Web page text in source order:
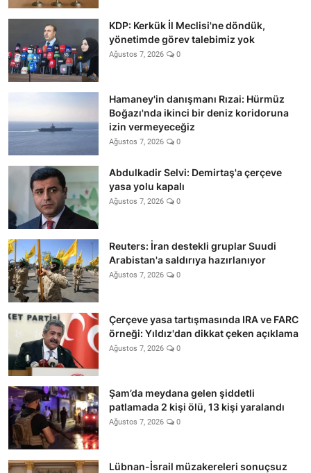
KDP: Kerkük İl Meclisi'ne döndük,
yönetimde görev talebimiz yok
Ağustos 7, 2026 0
Hamaney'in danışmanı Rızai: Hürmüz
Boğazı'nda ikinci bir deniz koridoruna
izin vermeyeceğiz
Ağustos 7, 2026 0
Abdulkadir Selvi: Demirtaş'a çerçeve
yasa yolu kapalı
Ağustos 7, 2026 0
Reuters: İran destekli gruplar Suudi
Arabistan'a saldırıya hazırlanıyor
Ağustos 7, 2026 0
Çerçeve yasa tartışmasında IRA ve FARC
örneği: Yıldız'dan dikkat çeken açıklama
Ağustos 7, 2026 0
Şam’da meydana gelen şiddetli
patlamada 2 kişi ölü, 13 kişi yaralandı
Ağustos 7, 2026 0
Lübnan-İsrail müzakereleri sonuçsuz